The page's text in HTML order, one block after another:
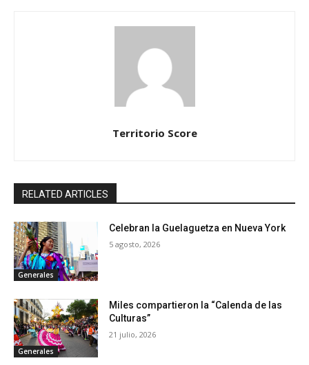
Territorio Score
RELATED ARTICLES
Generales
Celebran la Guelaguetza en Nueva York
5 agosto, 2026
Generales
Miles compartieron la “Calenda de las
Culturas”
21 julio, 2026